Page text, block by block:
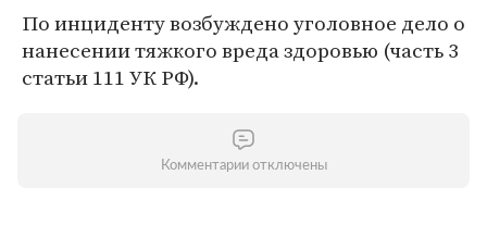
По инциденту возбуждено уголовное дело о
нанесении тяжкого вреда здоровью (часть 3
статьи 111 УК РФ).
Комментарии отключены